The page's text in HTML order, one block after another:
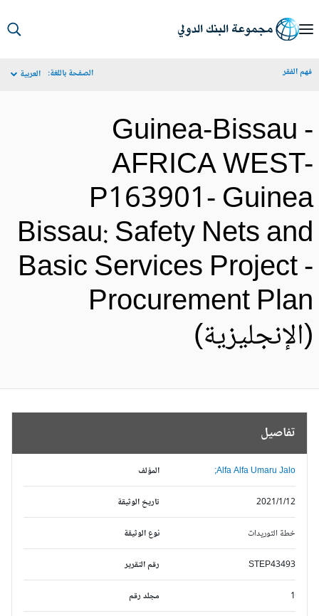
الفقر الصفحة باللغة: العربية
Guinea-Bissau
AFRICA
P163901-
Bissau: Safety Nets
Basic Services Project
Procurement
تفاصيل
المؤلف Alfa Alfa Umaru Jalo;
تاريخ الوثيقة 2021/1/12
نوع الوثيقة خطة التوريدات
رقم التقرير STEP43493
مجلد رقم